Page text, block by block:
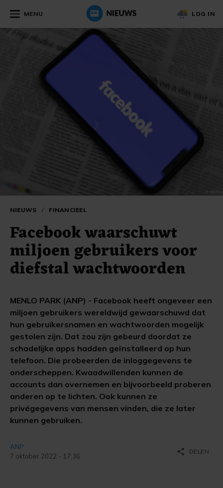
MENU LOG IN
NIEUWS / FINANCIEEL
Facebook waarschuwt
miljoen gebruikers voor
diefstal wachtwoorden
MENLO PARK (ANP) - Facebook heeft ongeveer een
miljoen gebruikers wereldwijd gewaarschuwd dat
hun gebruikersnamen en wachtwoorden mogelijk
gestolen zijn. Dat zou zijn gebeurd doordat ze
schadelijke apps hadden geïnstalleerd op hun
telefoon. Die probeerden de inloggegevens te
onderscheppen. Kwaadwillenden kunnen de
accounts dan overnemen en bijvoorbeeld proberen
anderen op te lichten. Ook kunnen ze
privégegevens van mensen vinden, die ze later
kunnen gebruiken.
ANP
7 oktober 2022 - 17:36
share DELEN